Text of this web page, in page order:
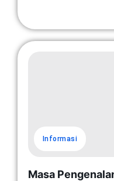
Informasi
Masa